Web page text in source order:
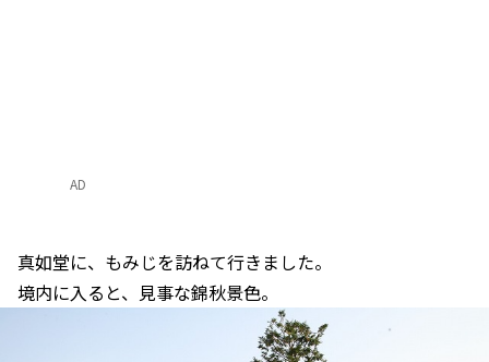
AD
真如堂に、もみじを訪ねて行きました。
境内に入ると、見事な錦秋景色。